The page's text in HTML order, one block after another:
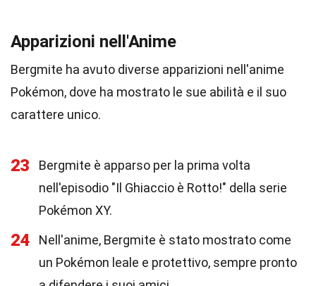
Apparizioni nell'Anime
Bergmite ha avuto diverse apparizioni nell'anime
Pokémon, dove ha mostrato le sue abilità e il suo
carattere unico.
23
Bergmite è apparso per la prima volta
nell'episodio "Il Ghiaccio è Rotto!" della serie
Pokémon XY.
24
Nell'anime, Bergmite è stato mostrato come
un Pokémon leale e protettivo, sempre pronto